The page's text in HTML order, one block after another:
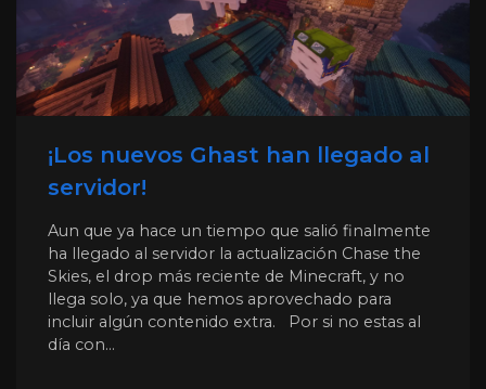
¡Los nuevos Ghast han llegado al
servidor!
Aun que ya hace un tiempo que salió finalmente
ha llegado al servidor la actualización Chase the
Skies, el drop más reciente de Minecraft, y no
llega solo, ya que hemos aprovechado para
incluir algún contenido extra. Por si no estas al
día con...